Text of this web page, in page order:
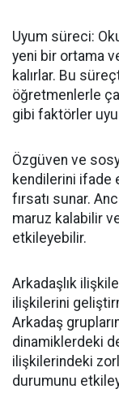
Uyum süreci:
yeni bir ortama
kalırlar. Bu
öğretmenlerle
gibi faktörler
Özgüven ve
kendilerini ifade
fırsatı sunar.
maruz kalabilir
etkileyebilir.
Arkadaşlık
ilişkilerini
Arkadaş
dinamiklerdeki
ilişkilerindeki
durumunu